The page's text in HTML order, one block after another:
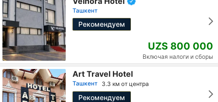
Ташкент
Рекомендуем
UZS 800 000
Включая налоги и сборы
Art Travel Hotel
Ташкент 3.3 км от центра
Рекомендуем